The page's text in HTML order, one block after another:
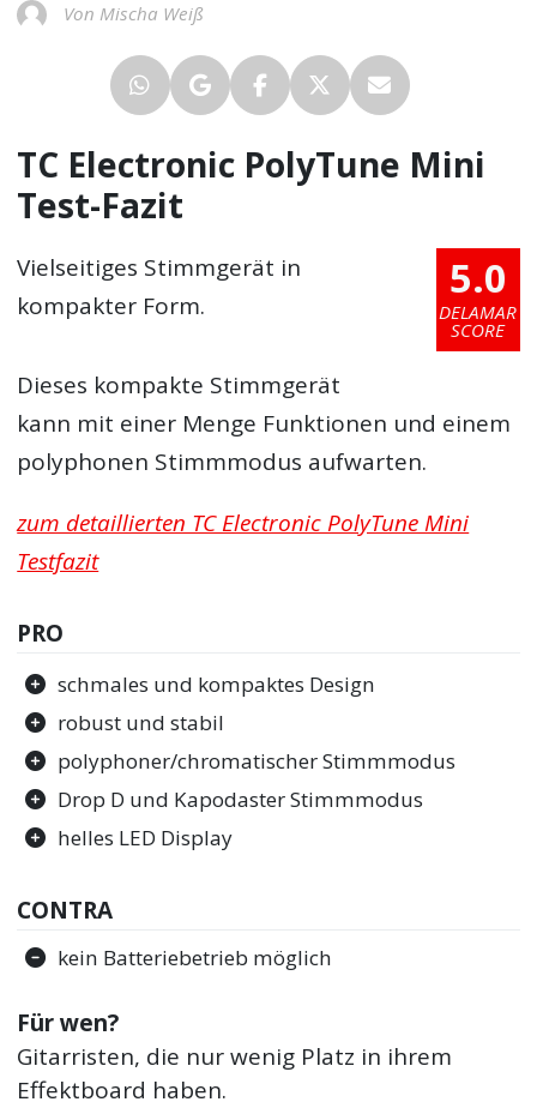
Von Mischa Weiß
TC Electronic PolyTune Mini
Test-Fazit
5.0
DELAMAR
SCORE
Vielseitiges Stimmgerät in
kompakter Form.
Dieses kompakte Stimmgerät
kann mit einer Menge Funktionen und einem
polyphonen Stimmmodus aufwarten.
zum detaillierten TC Electronic PolyTune Mini
Testfazit
PRO
schmales und kompaktes Design
robust und stabil
polyphoner/chromatischer Stimmmodus
Drop D und Kapodaster Stimmmodus
helles LED Display
CONTRA
kein Batteriebetrieb möglich
Für wen?
Gitarristen, die nur wenig Platz in ihrem
Effektboard haben.